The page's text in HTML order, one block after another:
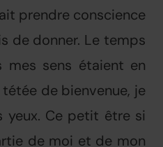
prendre conscience
de donner. Le temps
mes sens étaient en
de bienvenue, je
yeux. Ce petit être si
de moi et de mon